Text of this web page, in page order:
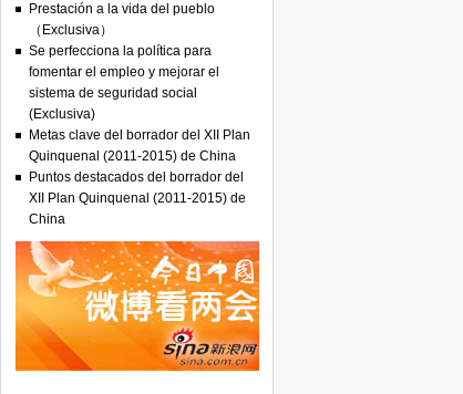
Prestación a la vida del pueblo
（Exclusiva）
Se perfecciona la política para
fomentar el empleo y mejorar el
sistema de seguridad social
(Exclusiva)
Metas clave del borrador del XII Plan
Quinquenal (2011-2015) de China
Puntos destacados del borrador del
XII Plan Quinquenal (2011-2015) de
China